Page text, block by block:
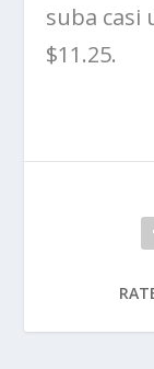
suba casi
$11.25.